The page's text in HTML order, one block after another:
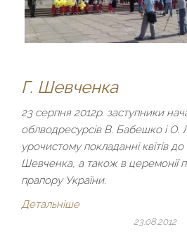
Г. Шевченка
23 серпня 2012р. заступники
облводресурсів В. Бабешко і О.
урочистому покладанні квітів
Шевченка, а також в церемонії
прапору України.
Детальніше
23.08.2012